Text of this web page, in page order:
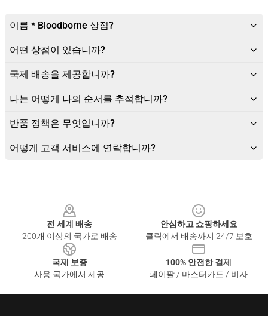
이름 * Bloodborne 상점?
어떤 상점이 있습니까?
국제 배송을 제공합니까?
나는 어떻게 나의 순서를 추적합니까?
반품 정책은 무엇입니까?
어떻게 고객 서비스에 연락합니까?
전 세계 배송
200개 이상의 국가로 배송
안심하고 쇼핑하세요
클릭에서 배송까지 24/7 보호
국제 보증
사용 국가에서 제공
100% 안전한 결제
페이팔 / 마스터카드 / 비자